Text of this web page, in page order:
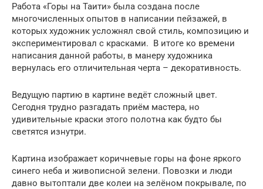
Работа «Горы на Таити» была создана после
многочисленных опытов в написании пейзажей, в
которых художник усложнял свой стиль, композицию и
экспериментировал с красками. В итоге ко времени
написания данной работы, в манеру художника
вернулась его отличительная черта – декоративность.
Ведущую партию в картине ведёт сложный цвет.
Сегодня трудно разгадать приём мастера, но
удивительные краски этого полотна как будто бы
светятся изнутри.
Картина изображает коричневые горы на фоне яркого
синего неба и живописной зелени. Повозки и люди
давно вытоптали две колеи на зелёном покрывале, по